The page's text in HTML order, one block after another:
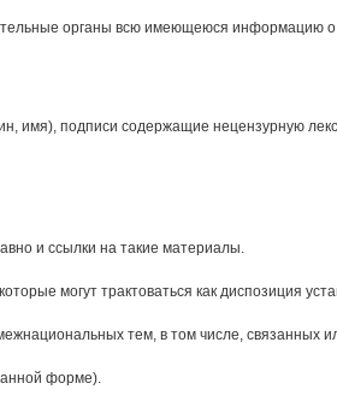
органы всю имеющеюся информацию
подписи содержащие нецензурную
и ссылки на такие материалы.
могут трактоваться как диспозиция
тем, в том числе,
форме).